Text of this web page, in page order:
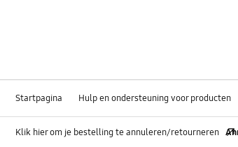
Startpagina Hulp en ondersteuning voor producten
Klik hier om je bestelling te annuleren/retourneren